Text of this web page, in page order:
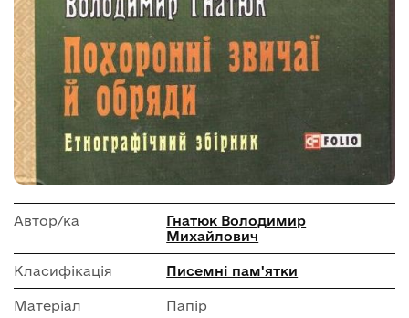
Автор/ка
Гнатюк Володимир
Михайлович
Класифікація Писемні пам'ятки
Матеріал Папір